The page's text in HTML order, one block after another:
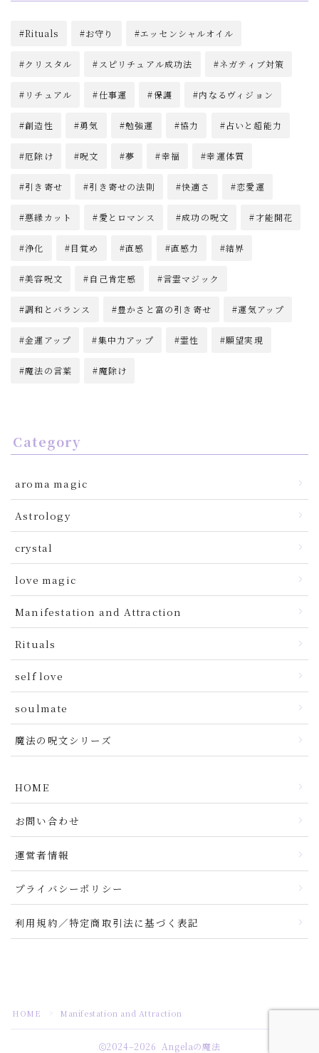
Rituals お守り エッセンシャルオイル
クリスタル スピリチュアル成功法 ネガティブ対策
リチュアル 仕事運 保護 内なるヴィジョン
創造性 勇気 勉強運 協力 占いと超能力
厄除け 呪文 夢 幸福 幸運体質
引き寄せ 引き寄せの法則 快適さ 恋愛運
悪縁カット 愛とロマンス 成功の呪文 才能開花
浄化 目覚め 直感 直感力 結界
美容呪文 自己肯定感 言霊マジック
調和とバランス 豊かさと富の引き寄せ 運気アップ
金運アップ 集中力アップ 霊性 願望実現
魔法の言葉 魔除け
Category
aroma magic
Astrology
crystal
love magic
Manifestation and Attraction
Rituals
self love
soulmate
魔法の呪文シリーズ
HOME
お問い合わせ
運営者情報
プライバシーポリシー
利用規約／特定商取引法に基づく表記
HOME ＞ Manifestation and Attraction
2024–2026 Angelaの魔法